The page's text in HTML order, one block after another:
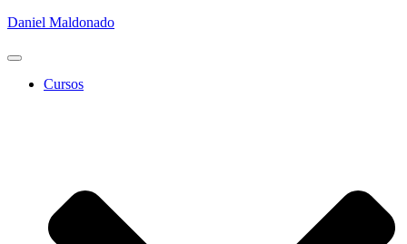
Daniel Maldonado
Cambiar
Cursos